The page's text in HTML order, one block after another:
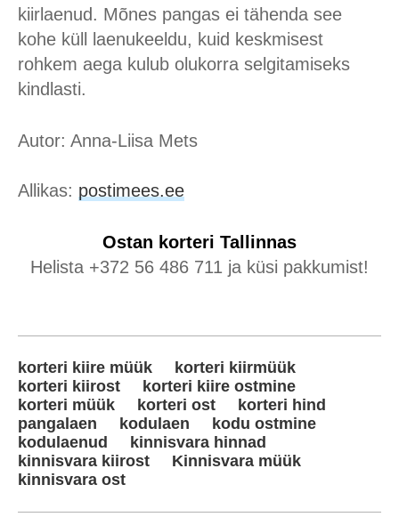
kiirlaenud. Mõnes pangas ei tähenda see
kohe küll laenukeeldu, kuid keskmisest
rohkem aega kulub olukorra selgitamiseks
kindlasti.
Autor: Anna-Liisa Mets
Allikas: postimees.ee
Ostan korteri Tallinnas
Helista +372 56 486 711 ja küsi pakkumist!
korteri kiire müük
korteri kiirmüük
korteri kiirost
korteri kiire ostmine
korteri müük
korteri ost
korteri hind
pangalaen
kodulaen
kodu ostmine
kodulaenud
kinnisvara hinnad
kinnisvara kiirost
Kinnisvara müük
kinnisvara ost